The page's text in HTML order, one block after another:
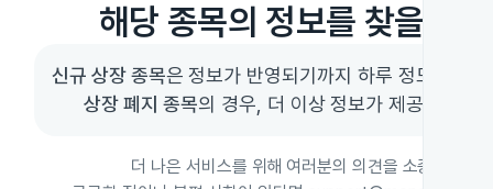
해당 종목의 정보를 찾을 수
신규 상장 종목
상장 폐지 종목의 경우, 더 이상 정보가 제공되지 않
더 나은 서비스를 위해 여러분의 의견을 소중히 듣고